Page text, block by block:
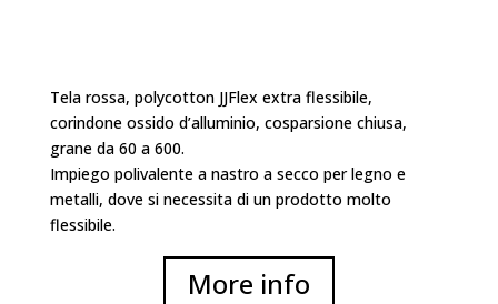
Tela rossa, polycotton JJFlex extra flessibile,
corindone ossido d’alluminio, cosparsione chiusa,
grane da 60 a 600.
Impiego polivalente a nastro a secco per legno e
metalli, dove si necessita di un prodotto molto
flessibile.
More info